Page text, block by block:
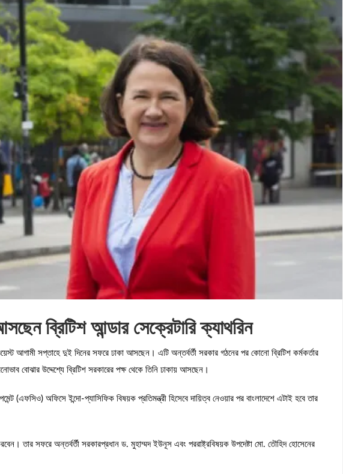
ব্রিটিশ আন্ডার সেক্রেটারি ক্যাথরিন
আগামী সপ্তাহে দুই দিনের সফরে ঢাকা আসছেন। এটি অন্তর্বর্তী সরকার গঠনের পর কোনো ব্রিটিশ কর্মকর্তার
বোঝার উদ্দেশ্যে ব্রিটিশ সরকারের পক্ষ থেকে তিনি ঢাকায় আসছেন।
(এফসিও) অফিসে ইন্দো-প্যাসিফিক বিষয়ক প্রতিমন্ত্রী হিসেবে দায়িত্ব নেওয়ার পর বাংলাদেশে এটাই হবে তার
তার সফরে অন্তর্বর্তী সরকারপ্রধান ড. মুহাম্মদ ইউনূস এবং পররাষ্ট্রবিষয়ক উপদেষ্টা মো. তৌহিদ হোসেনের